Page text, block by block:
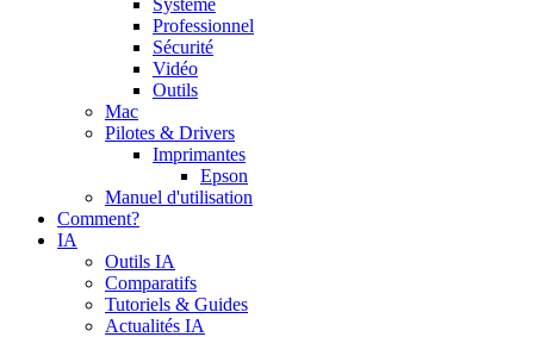
Système
Professionnel
Sécurité
Vidéo
Outils
Mac
Pilotes & Drivers
Imprimantes
Epson
Manuel d'utilisation
Comment?
IA
Outils IA
Comparatifs
Tutoriels & Guides
Actualités IA